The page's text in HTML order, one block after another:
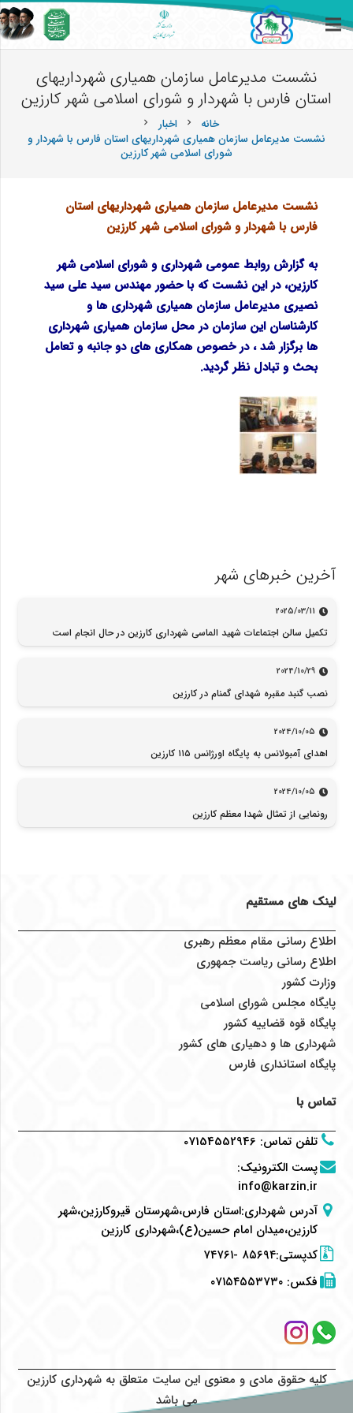
نشست مدیرعامل سازمان همیاری شهرداریهای
استان فارس با شهردار و شورای اسلامی شهر کارزین
خانه chevron_right اخبار chevron_right
نشست مدیرعامل سازمان همیاری شهرداریهای استان فارس با شهردار و
شورای اسلامی شهر کارزین
نشست مدیرعامل سازمان همیاری شهرداریهای استان
فارس با شهردار و شورای اسلامی شهر کارزین
به گزارش روابط عمومی شهرداری و شورای اسلامی شهر
کارزین، در این نشست که با حضور مهندس سید علی سید
نصیری مدیرعامل سازمان همیاری شهرداری ها و
کارشناسان این سازمان در محل سازمان همیاری شهرداری
ها برگزار شد ، در خصوص همکاری های دو جانبه و تعامل
بحث و تبادل نظر گردید.
آخرین خبرهای شهر
2025/03/11
تکمیل سالن اجتماعات شهید الماسی شهرداری کارزین در حال انجام است
2024/10/29
نصب گنبد مقبره شهدای گمنام در کارزین
2024/10/05
اهدای آمبولانس به پایگاه اورژانس ۱۱۵ کارزین
2024/10/05
رونمایی از تمثال شهدا معظم کارزین
لینک های مستقیم
اطلاع رسانی مقام معظم رهبری
اطلاع رسانی ریاست جمهوری
وزارت کشور
پایگاه مجلس شورای اسلامی
پایگاه قوه قضاییه کشور
شهرداری ها و دهیاری های کشور
پایگاه استانداری فارس
تماس با
تلفن تماس:
07154552946
پست الکترونیک:
info@karzin.ir
آدرس شهرداری:استان فارس،شهرستان قیروکارزین،شهر
کارزین،میدان امام حسین(ع)،شهرداری کارزین
کدپستی:۸۵۶۹۴ -۷۴۷۶۱
فکس:۰۷۱۵۴۵۵۳۷۳۰
کلیه حقوق مادی و معنوی این سایت متعلق به شهرداری کارزین
می باشد